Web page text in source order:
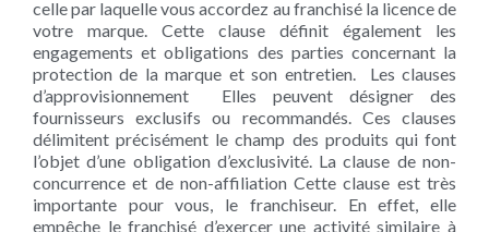
celle par laquelle vous accordez au franchisé la licence de
votre marque. Cette clause définit également les
engagements et obligations des parties concernant la
protection de la marque et son entretien. Les clauses
d’approvisionnement Elles peuvent désigner des
fournisseurs exclusifs ou recommandés. Ces clauses
délimitent précisément le champ des produits qui font
l’objet d’une obligation d’exclusivité. La clause de non-
concurrence et de non-affiliation Cette clause est très
importante pour vous, le franchiseur. En effet, elle
empêche le franchisé d’exercer une activité similaire à